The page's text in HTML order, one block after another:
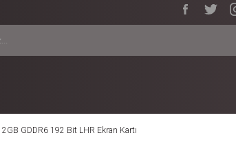
GDDR6 192 Bit LHR Ekran Kartı